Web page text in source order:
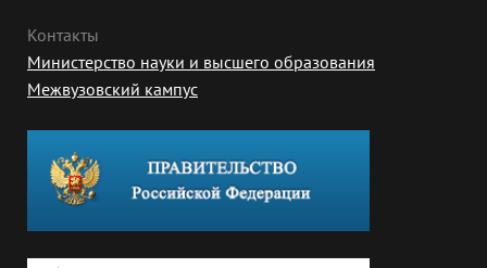
Контакты
Министерство науки и высшего образования
Межвузовский кампус